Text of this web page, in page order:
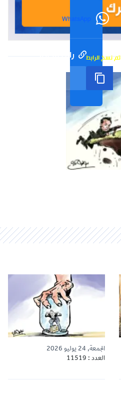
WhatsApp
رابط مختصر تم نسخ الرابط
الجمعة, 24 يوليو 2026
العدد : 11519